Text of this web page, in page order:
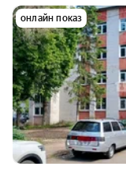
онлайн показ